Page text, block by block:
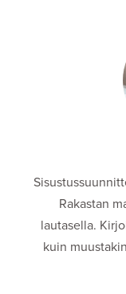
Rakastan
lautasella.
kuin